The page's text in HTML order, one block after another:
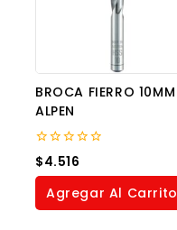
BROCA FIERRO 10MM
ALPEN
0
out
of
$4.516
Agregar Al Carrito